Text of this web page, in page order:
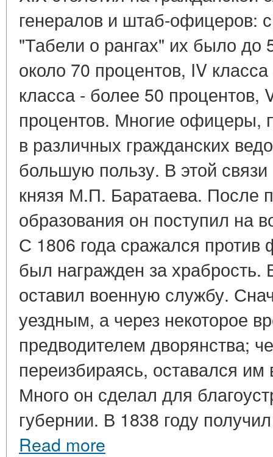
генералов и штаб-офицеров:
"Табели о рангах" их было до
около 70 процентов, IV
класса - более 50 процентов,
процентов. Многие офицеры,
в различных гражданских
большую пользу. В этой связи
князя М.П. Баратаева. После
образования он поступил на
С 1806 года сражался против
был награжден за храбрость.
оставил военную службу.
уездным, а через некоторое
предводителем дворянства;
переизбираясь, оставался им
Много он сделал для
губернии. В 1838 году
Read more